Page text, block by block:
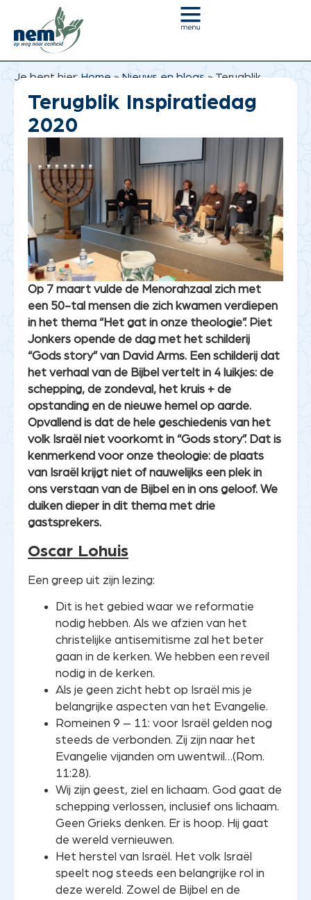
Je bent hier: Home»Nieuws en blogs» Terugblik
Inspiratiedag 2020
Terugblik Inspiratiedag
2020
Op 7 maart vulde de Menorahzaal zich met
een 50-tal mensen die zich kwamen verdiepen
in het thema “Het gat in onze theologie”. Piet
Jonkers opende de dag met het schilderij
“Gods story” van David Arms. Een schilderij dat
het verhaal van de Bijbel vertelt in 4 luikjes: de
schepping, de zondeval, het kruis + de
opstanding en de nieuwe hemel op aarde.
Opvallend is dat de hele geschiedenis van het
volk Israël niet voorkomt in “Gods story”. Dat is
kenmerkend voor onze theologie: de plaats
van Israël krijgt niet of nauwelijks een plek in
ons verstaan van de Bijbel en in ons geloof. We
duiken dieper in dit thema met drie
gastsprekers.
Oscar Lohuis
Een greep uit zijn lezing:
Dit is het gebied waar we reformatie
nodig hebben. Als we afzien van het
christelijke antisemitisme zal het beter
gaan in de kerken. We hebben een reveil
nodig in de kerken.
Als je geen zicht hebt op Israël mis je
belangrijke aspecten van het Evangelie.
Romeinen 9 – 11: voor Israël gelden nog
steeds de verbonden. Zij zijn naar het
Evangelie vijanden om uwentwil…(Rom.
11:28).
Wij zijn geest, ziel en lichaam. God gaat de
schepping verlossen, inclusief ons lichaam.
Geen Grieks denken. Er is hoop. Hij gaat
de wereld vernieuwen.
Het herstel van Israël. Het volk Israël
speelt nog steeds een belangrijke rol in
deze wereld. Zowel de Bijbel en de